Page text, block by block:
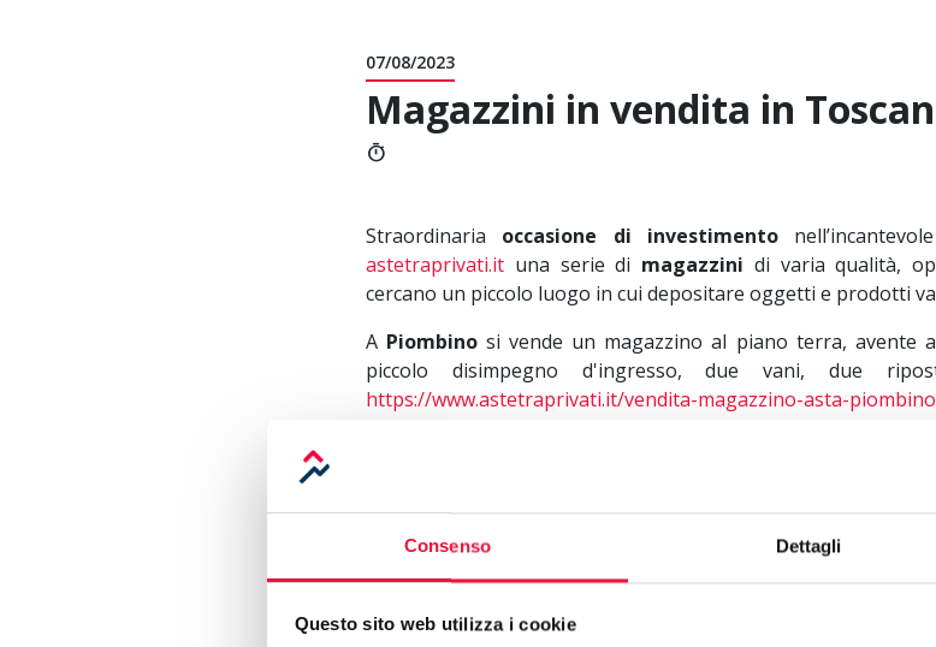
Consenso Dettagli
Questo sito web utilizza i cookie
07/08/2023
Magazzini in vendita in
timer
Straordinaria occasione di investimento nell’incantevole
astetraprivati.it una serie di magazzini di varia qualità,
cercano un piccolo luogo in cui depositare oggetti e prodotti
A Piombinosi vende un magazzino al piano terra, avente
piccolo disimpegno d'ingresso, due vani, due
https://www.astetraprivati.it/vendita-magazzino-asta-
, si vende un
al piano interrato di un complesso
si trova un ulteriore locale ad uso ripostiglio di circa mq
https://www.astetraprivati.it/
livorno-212.
Tre sono invece i magazzini, nonché piccoli ripostigli, in